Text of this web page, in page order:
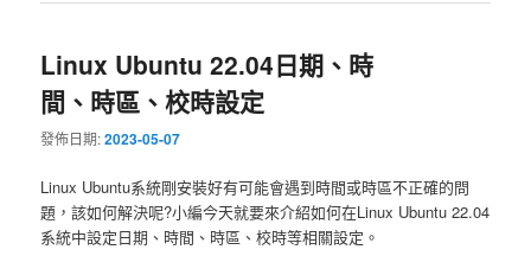
Linux Ubuntu 22.04日期、時
間、時區、校時設定
發佈日期:2023-05-07
Linux Ubuntu系統剛安裝好有可能會遇到時間或時區不正確的問
題，該如何解決呢?小編今天就要來介紹如何在Linux Ubuntu 22.04
系統中設定日期、時間、時區、校時等相關設定。